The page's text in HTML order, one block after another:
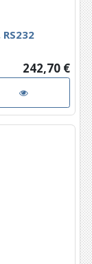
242,70 €